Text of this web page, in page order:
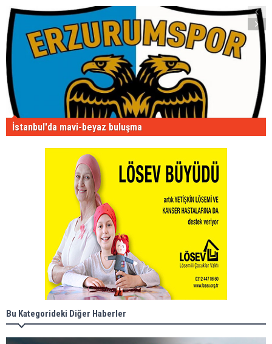
İstanbul'da mavi-beyaz buluşma
Bu Kategorideki Diğer Haberler